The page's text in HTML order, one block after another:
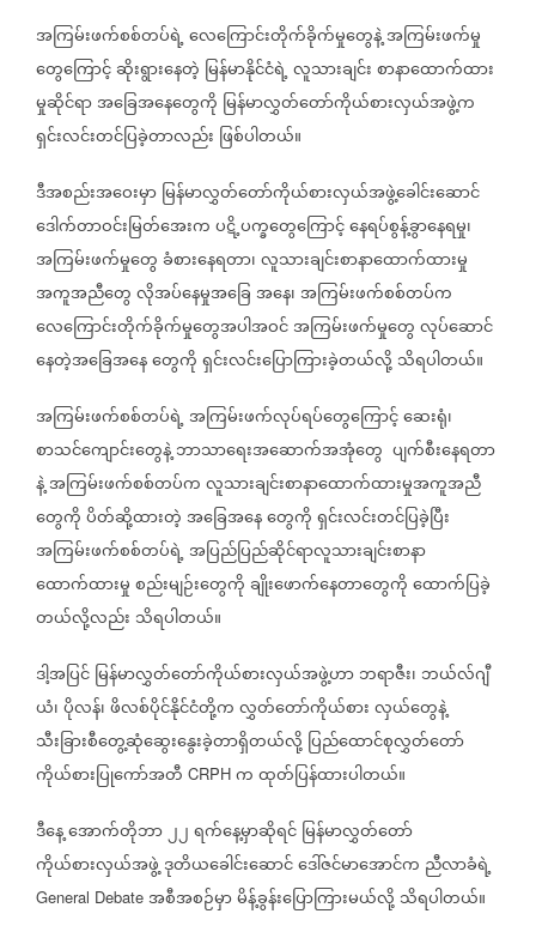
အကြမ်းဖက်စစ်တပ်ရဲ့လေကြောင်းတိုက်ခိုက်မှုတွေနဲ့အကြမ်းဖက်မှု
တွေကြောင့်ဆိုးရွားနေတဲ့ မြန်မာနိုင်ငံရဲ့လူသားချင်းစာနာထောက်ထား
မှုဆိုင်ရာအခြေအနေတွေကို မြန်မာလွှတ်တော်ကိုယ်စားလှယ်အဖွဲ့က
ရှင်းလင်းတင်ပြခဲ့တာလည်း ဖြစ်ပါတယ်။
ဒီအစည်းအဝေးမှာမြန်မာလွှတ်တော်ကိုယ်စားလှယ်အဖွဲ့ခေါင်းဆောင်
ဒေါက်တာဝင်းမြတ်အေးကပဋိ့ပက္ခတွေကြောင့်နေရပ်စွန့်ခွာနေရမှု၊
အကြမ်းဖက်မှုတွေခံစားနေရတာ၊လူသားချင်းစာနာထောက်ထားမှု
အကူအညီတွေလိုအပ်နေမှုအခြေအနေ၊အကြမ်းဖက်စစ်တပ်က
လေကြောင်းတိုက်ခိုက်မှုတွေအပါအဝင်အကြမ်းဖက်မှုတွေလုပ်ဆောင်
နေတဲ့အခြေအနေတွေကိုရှင်းလင်းပြောကြားခဲ့တယ်လို့သိရပါတယ်။
အကြမ်းဖက်စစ်တပ်ရဲ့အကြမ်းဖက်လုပ်ရပ်တွေကြောင့်ဆေးရုံ၊
စာသင်ကျောင်းတွေနဲ့ဘာသာရေးအဆောက်အအုံတွေ ပျက်စီးနေရတာ
နဲ့အကြမ်းဖက်စစ်တပ်ကလူသားချင်းစာနာထောက်ထားမှုအကူအညီ
တွေကိုပိတ်ဆို့ထားတဲ့အခြေအနေတွေကိုရှင်းလင်းတင်ပြခဲ့ပြီး
အကြမ်းဖက်စစ်တပ်ရဲ့အပြည်ပြည်ဆိုင်ရာလူသားချင်းစာနာ
ထောက်ထားမှုစည်းမျဉ်းတွေကိုချိုးဖောက်နေတာတွေကိုထောက်ပြခဲ့
တယ်လို့လည်း သိရပါတယ်။
ဒါ့အပြင်မြန်မာလွှတ်တော်ကိုယ်စားလှယ်အဖွဲ့ဟာဘရာဇီး၊ ဘယ်လ်ဂျီ
ယံ၊ပိုလန်၊ဖိလစ်ပိုင်နိုင်ငံတို့ကလွှတ်တော်ကိုယ်စားလှယ်တွေနဲ့
သီးခြားစီတွေ့ဆုံဆွေးနွေးခဲ့တာရှိတယ်လို့ပြည်ထောင်စုလွှတ်တော်
ကိုယ်စားပြုကော်အတီ CRPH ကထုတ်ပြန်ထားပါတယ်။
ဒီနေ့အောက်တိုဘာ၂၂ရက်နေ့မှာဆိုရင်မြန်မာလွှတ်တော်
ကိုယ်စားလှယ်အဖွဲ့ဒုတိယခေါင်းဆောင်ဒေါ်ဇင်မာအောင်က ညီလာခံရဲ့
General Debate အစီအစဉ်မှာမိန့်ခွန်းပြောကြားမယ်လို့သိရပါတယ်။